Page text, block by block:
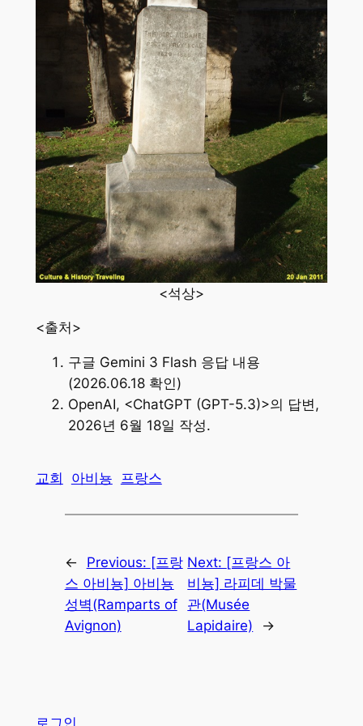
<석상>
<출처>
구글 Gemini 3 Flash 응답 내용
(2026.06.18 확인)
OpenAI, <ChatGPT (GPT-5.3)>의 답변,
2026년 6월 18일 작성.
교회 아비뇽 프랑스
← Previous: [프랑
스 아비뇽] 아비뇽
성벽(Ramparts of
Avignon)
Next: [프랑스 아
비뇽] 라피데 박물
관(Musée
Lapidaire)
→